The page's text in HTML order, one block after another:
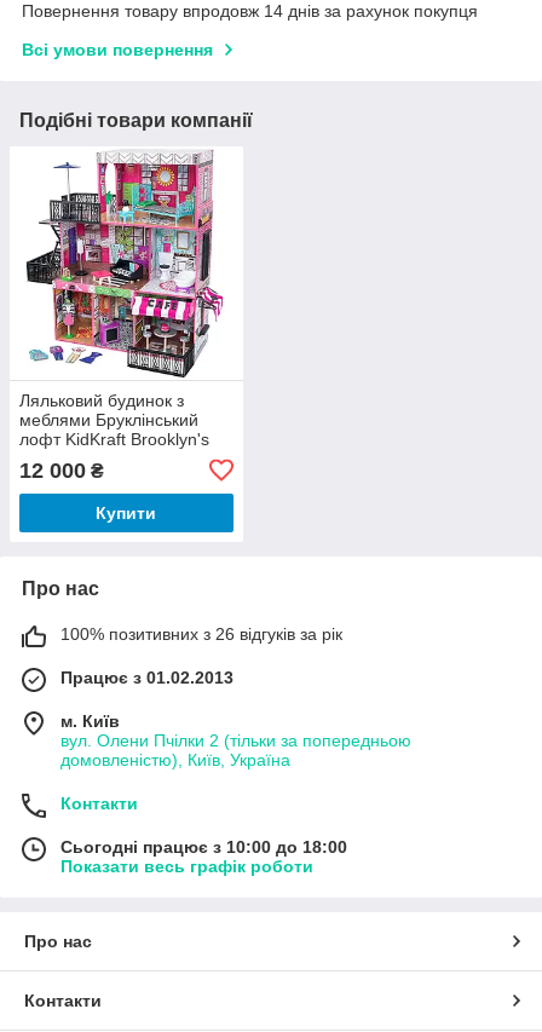
Повернення товару впродовж 14 днів за рахунок покупця
Всі умови повернення
Подібні товари компанії
Ляльковий будинок з
меблями Бруклінський
лофт KidKraft Brooklyn's
12 000 ₴
Купити
Про нас
100% позитивних з 26 відгуків за рік
Працює з 01.02.2013
м. Київ
вул. Олени Пчілки 2 (тільки за попередньою
домовленістю), Київ, Україна
Контакти
Сьогодні працює з 10:00 до 18:00
Показати весь графік роботи
Про нас
Контакти